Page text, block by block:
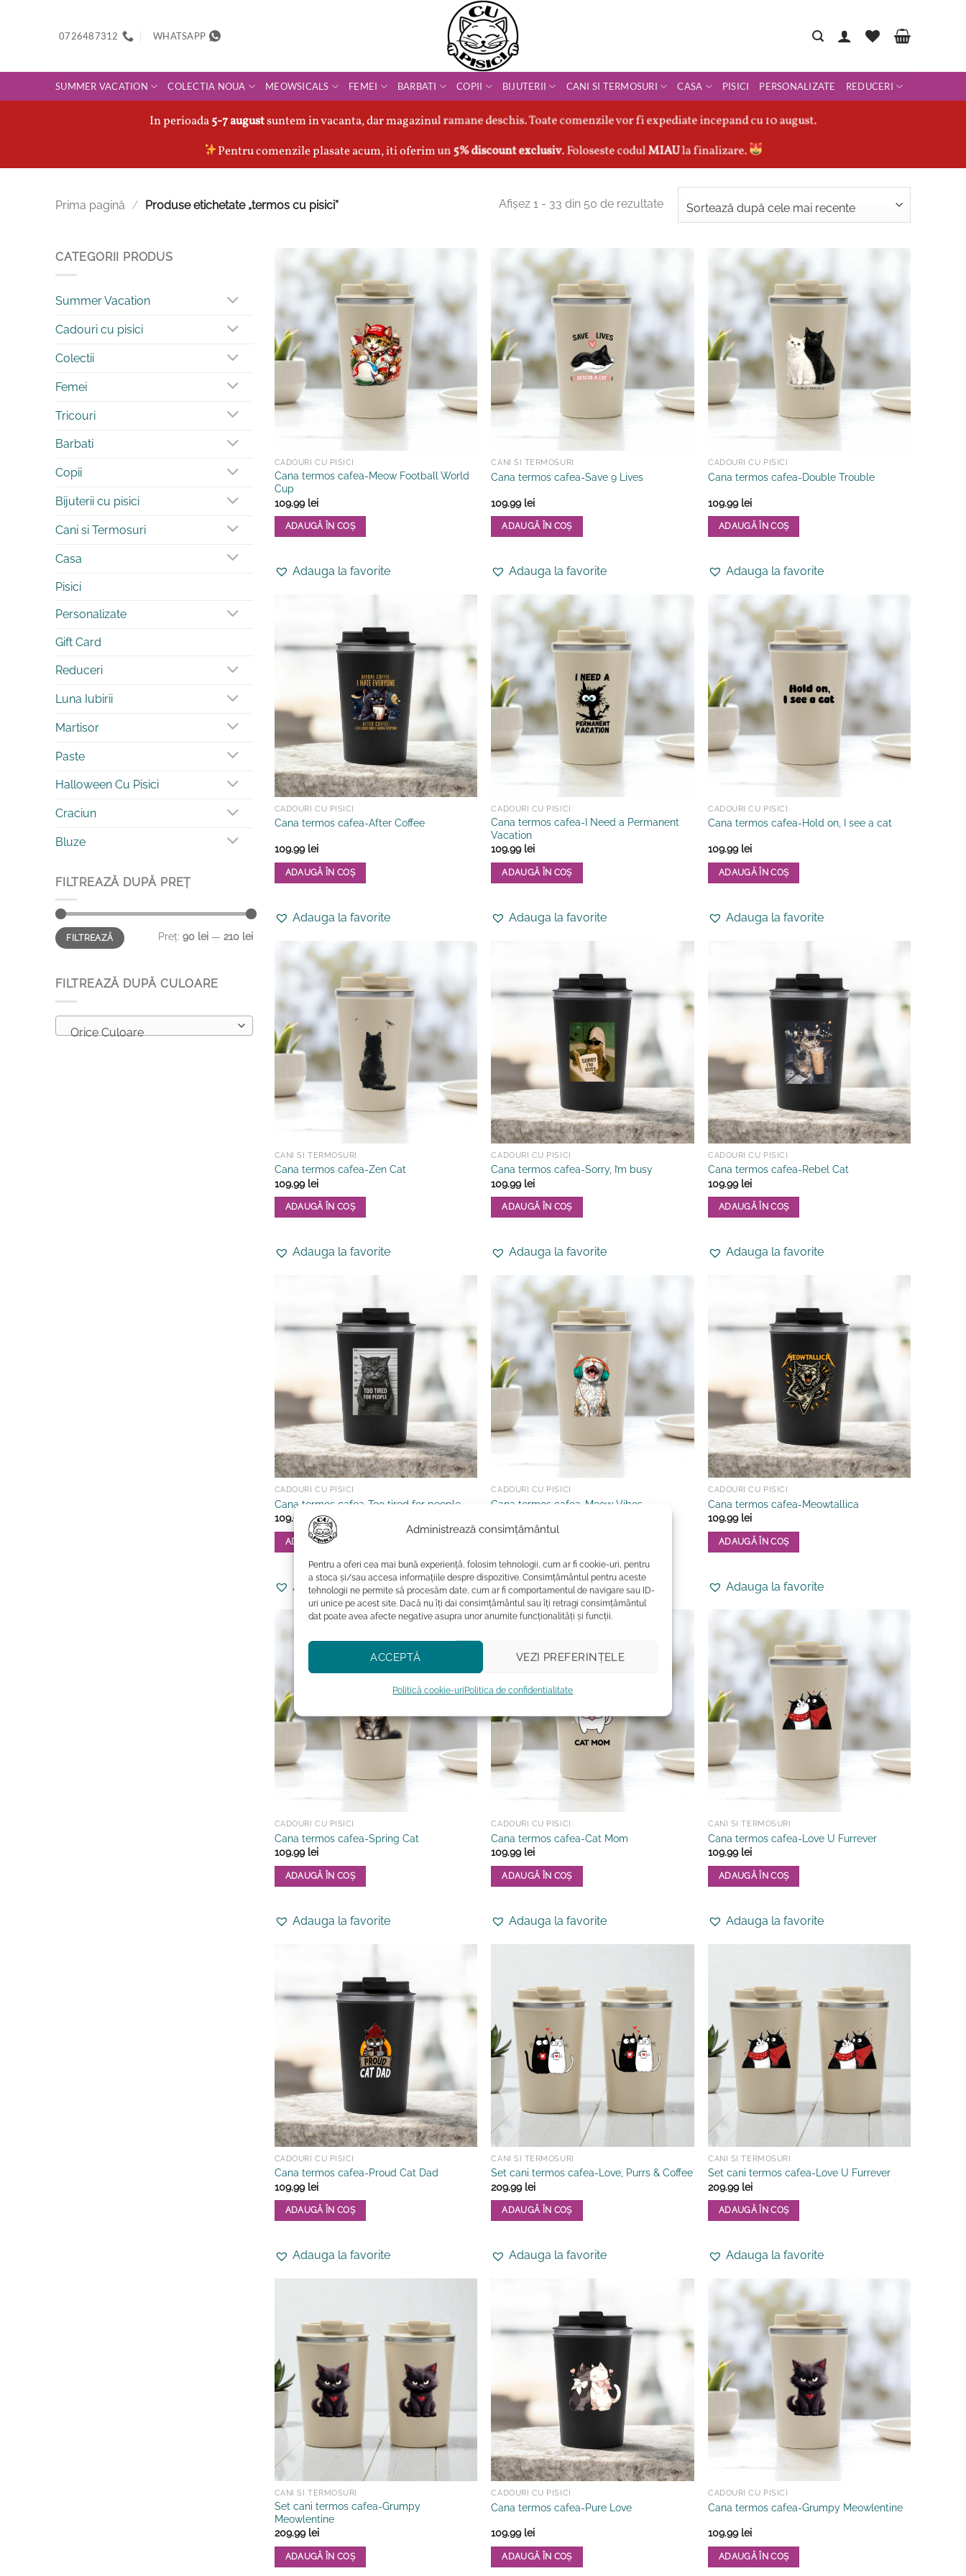
Administrează consimțământul
Pentru a oferi cea mai bună experiență, folosim tehnologii, cum ar fi cookie-uri, pentru
a stoca și/sau accesa informațiile despre dispozitive. Consimțământul pentru aceste
tehnologii ne permite să procesăm date, cum ar fi comportamentul de navigare sau ID-
uri unice pe acest site. Dacă nu îți dai consimțământul sau îți retragi consimțământul
dat poate avea afecte negative asupra unor anumite funcționalități și funcții.
ACCEPTĂ VEZI PREFERINȚELE
Politică cookie-uriPolitica de confidentialitate
0726487312 WHATSAPP
SUMMER VACATION COLECTIA NOUA MEOWSICALS FEMEI BARBATI COPII BIJUTERII CANI SI TERMOSURI CASA PISICI PERSONALIZATE REDUCERI
In perioada5-7 augustsuntem in vacanta, dar magazinul ramane deschis. Toate comenzile vor fi expediate incepand cu 10 august.
Pentru comenzile plasate acum, iti oferim un5% discount exclusiv. Foloseste codulMIAUla finalizare.
Prima pagină / Produse etichetate „termos cu pisici” Afișez 1 - 33 din 50 de rezultateSortat
după
CATEGORII PRODUS
Summer Vacation
Cadouri cu pisici
Colectii
Femei
Tricouri
Barbati
Copii
Bijuterii cu pisici
Cani si Termosuri
Casa
Pisici
Personalizate
Gift Card
Reduceri
Luna Iubirii
Martisor
Paste
Halloween Cu Pisici
Craciun
Bluze
FILTREAZĂ DUPĂ PREȚ
Preț
minim
Preț
maximFILTREAZĂ Preț: 90 lei — 210 lei
FILTREAZĂ DUPĂ CULOARE
Orice Culoare
CADOURI CU PISICI
Cana termos cafea-Meow Football World
Cup
109.99 lei
ADAUGĂ ÎN COȘ
are
Opțiunile
în
produsului.
Adauga la favorite
CANI SI TERMOSURI
Cana termos cafea-Save 9 Lives
109.99 lei
ADAUGĂ ÎN COȘ
Adauga la favorite
CADOURI CU PISICI
Cana termos cafea-Double Trouble
109.99 lei
ADAUGĂ ÎN COȘ
Adauga la favorite
CADOURI CU PISICI
Cana termos cafea-After Coffee
109.99 lei
ADAUGĂ ÎN COȘ
Adauga la favorite
CADOURI CU PISICI
Cana termos cafea-I Need a Permanent
Vacation
109.99 lei
ADAUGĂ ÎN COȘ
Adauga la favorite
CADOURI CU PISICI
Cana termos cafea-Hold on, I see a cat
109.99 lei
ADAUGĂ ÎN COȘ
Adauga la favorite
CANI SI TERMOSURI
Cana termos cafea-Zen Cat
109.99 lei
ADAUGĂ ÎN COȘ
Adauga la favorite
CADOURI CU PISICI
Cana termos cafea-Sorry, I’m busy
109.99 lei
ADAUGĂ ÎN COȘ
Adauga la favorite
CADOURI CU PISICI
Cana termos cafea-Rebel Cat
109.99 lei
ADAUGĂ ÎN COȘ
Adauga la favorite
CADOURI CU PISICI
Cana termos cafea-Too tired for people
109.99
lei
ADAUGĂ ÎN COȘ
Adauga la favorite
CADOURI CU PISICI
Cana termos cafea-Meow Vibes
Adauga la favorite
CADOURI CU PISICI
Cana termos cafea-Meowtallica
109.99 lei
ADAUGĂ ÎN COȘ
Adauga la favorite
CADOURI CU PISICI
Cana termos cafea-Spring Cat
109.99 lei
ADAUGĂ ÎN COȘ
Adauga la favorite
CADOURI CU PISICI
Cana termos cafea-Cat Mom
109.99 lei
ADAUGĂ ÎN COȘ
Adauga la favorite
CANI SI TERMOSURI
Cana termos cafea-Love U Furrever
109.99 lei
ADAUGĂ ÎN COȘ
Adauga la favorite
CADOURI CU PISICI
Cana termos cafea-Proud Cat Dad
109.99 lei
ADAUGĂ ÎN COȘ
Adauga la favorite
CANI SI TERMOSURI
Set cani termos cafea-Love, Purrs & Coffee
209.99 lei
ADAUGĂ ÎN COȘ
Adauga la favorite
CANI SI TERMOSURI
Set cani termos cafea-Love U Furrever
209.99 lei
ADAUGĂ ÎN COȘ
Adauga la favorite
CANI SI TERMOSURI
Set cani termos cafea-Grumpy
Meowlentine
209.99 lei
ADAUGĂ ÎN COȘ
CADOURI CU PISICI
Cana termos cafea-Pure Love
109.99 lei
ADAUGĂ ÎN COȘ
CADOURI CU PISICI
Cana termos cafea-Grumpy Meowlentine
109.99 lei
ADAUGĂ ÎN COȘ